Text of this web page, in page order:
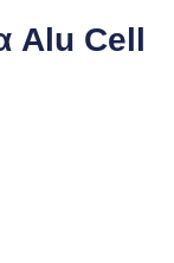
Alu Cell